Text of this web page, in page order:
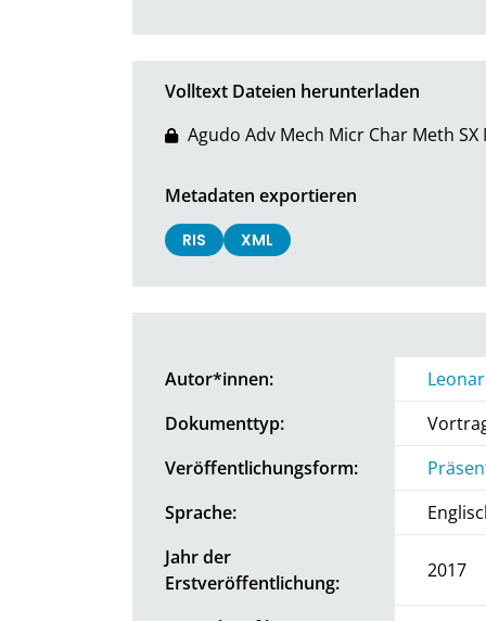
Volltext Dateien herunterladen
Agudo Adv Mech Micr Char Meth
Metadaten exportieren
RIS XML
Autor*innen:
Dokumenttyp:
Veröffentlichungsform:
Sprache:
Jahr der
Erstveröffentlichung:
2017